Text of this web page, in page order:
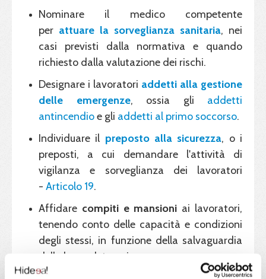
Nominare il medico competente
per attuare la sorveglianza sanitaria, nei
casi previsti dalla normativa e quando
richiesto dalla valutazione dei rischi.
Designare i lavoratori addetti alla gestione
delle emergenze, ossia gli addetti
antincendioe gli addetti al primo soccorso.
Individuare il preposto alla sicurezza, o i
preposti, a cui demandare l'attività di
vigilanza e sorveglianza dei lavoratori
- Articolo 19.
Affidare compiti e mansioni ai lavoratori,
tenendo conto delle capacità e condizioni
degli stessi, in funzione della salvaguardia
della loro salute e sicurezza.